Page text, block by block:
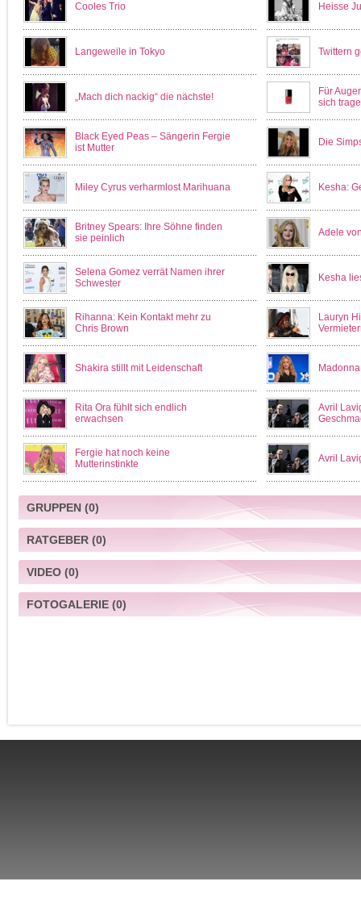
Cooles Trio Heisse
Langeweile in Tokyo Twittern
„Mach dich nackig“ die nächste!
Für
sich
Black Eyed Peas – Sängerin Fergie
ist Mutter
Die
Miley Cyrus verharmlost Marihuana Kesha:
Britney Spears: Ihre Söhne finden
sie peinlich
Adele
Selena Gomez verrät Namen ihrer
Schwester
Kesha
Rihanna: Kein Kontakt mehr zu
Chris Brown
Lauryn
Shakira stillt mit Leidenschaft
Rita Ora fühlt sich endlich
erwachsen
Avril
Fergie hat noch keine
Mutterinstinkte
Avril
GRUPPEN(0)
RATGEBER(0)
VIDEO(0)
FOTOGALERIE(0)